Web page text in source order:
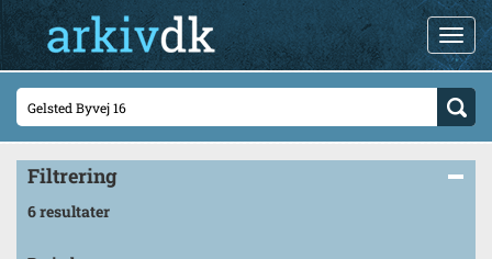
Filtrering
6 resultater